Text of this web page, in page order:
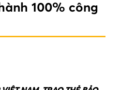
100% công